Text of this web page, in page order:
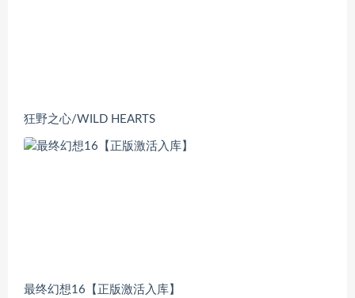
狂野之心/WILD HEARTS
最终幻想16【正版激活入库】